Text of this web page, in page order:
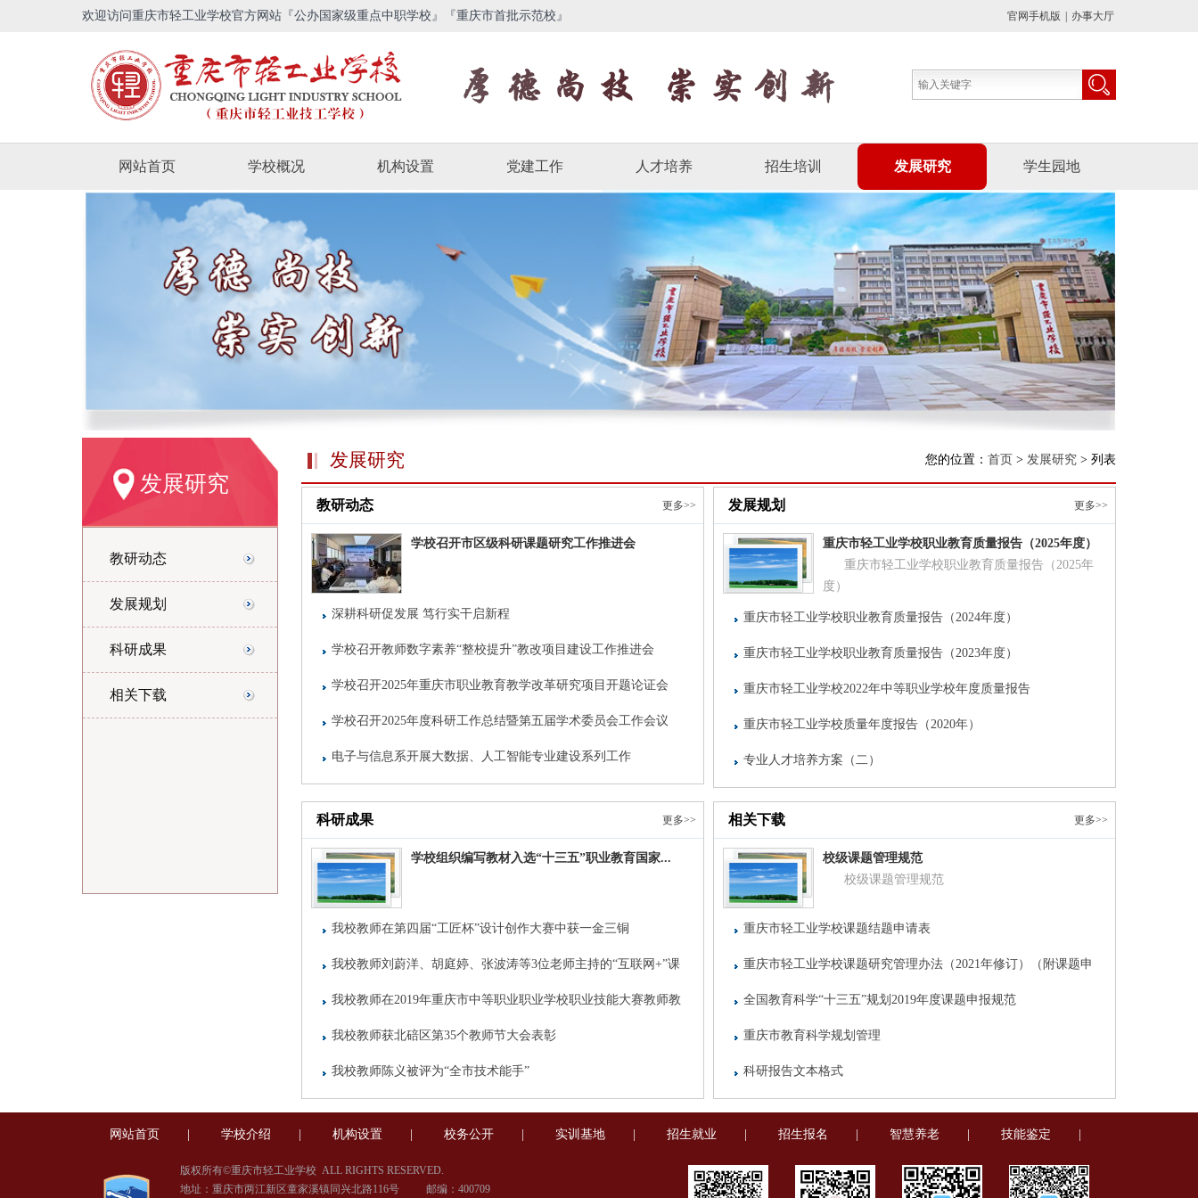
欢迎访问重庆市轻工业学校官方网站『公办国家级重点中职学校』『重庆市首批示范校』 官网手机版 办事大厅
网站首页 学校概况 机构设置 党建工作 人才培养 招生培训 发展研究 学生园地
发展研究
教研动态
发展规划
科研成果
相关下载
发展研究 您的位置： 首页 > 发展研究 > 列表
教研动态 更多>>
学校召开市区级科研课题研究工作推进会
深耕科研促发展 笃行实干启新程
学校召开教师数字素养“整校提升”教改项目建设工作推进会
学校召开2025年重庆市职业教育教学改革研究项目开题论证会
学校召开2025年度科研工作总结暨第五届学术委员会工作会议
电子与信息系开展大数据、人工智能专业建设系列工作
发展规划 更多>>
重庆市轻工业学校职业教育质量报告（2025年度）
重庆市轻工业学校职业教育质量报告（2025年
度）
重庆市轻工业学校职业教育质量报告（2024年度）
重庆市轻工业学校职业教育质量报告（2023年度）
重庆市轻工业学校2022年中等职业学校年度质量报告
重庆市轻工业学校质量年度报告（2020年）
专业人才培养方案（二）
科研成果 更多>>
学校组织编写教材入选“十三五”职业教育国家...
我校教师在第四届“工匠杯”设计创作大赛中获一金三铜
我校教师刘蔚洋、胡庭婷、张波涛等3位老师主持的“互联网+”课
题立项
我校教师在2019年重庆市中等职业职业学校职业技能大赛教师教
学能力比赛获奖8项
我校教师获北碚区第35个教师节大会表彰
我校教师陈义被评为“全市技术能手”
相关下载 更多>>
校级课题管理规范
校级课题管理规范
重庆市轻工业学校课题结题申请表
重庆市轻工业学校课题研究管理办法（2021年修订）（附课题申
报评审书）
全国教育科学“十三五”规划2019年度课题申报规范
重庆市教育科学规划管理
科研报告文本格式
网站首页 学校介绍 机构设置 校务公开 实训基地 招生就业 招生报名 智慧养老 技能鉴定
版权所有©重庆市轻工业学校 ALL RIGHTS RESERVED.
地址：重庆市两江新区童家溪镇同兴北路116号 邮编：400709